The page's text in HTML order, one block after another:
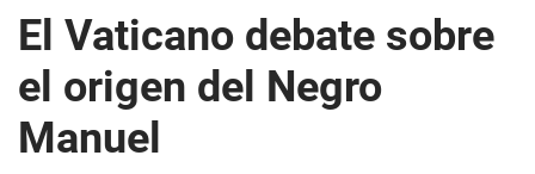
El Vaticano debate sobre
el origen del Negro
Manuel